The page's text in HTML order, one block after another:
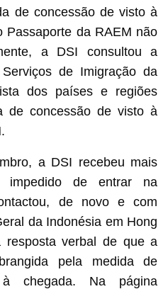
de concessão de visto à
Passaporte da RAEM não
a DSI consultou a
de Imigração da
dos países e regiões
de concessão de visto à
a DSI recebeu mais
de entrar na
de novo e com
da Indonésia em Hong
resposta verbal de que a
pela medida de
chegada. Na página